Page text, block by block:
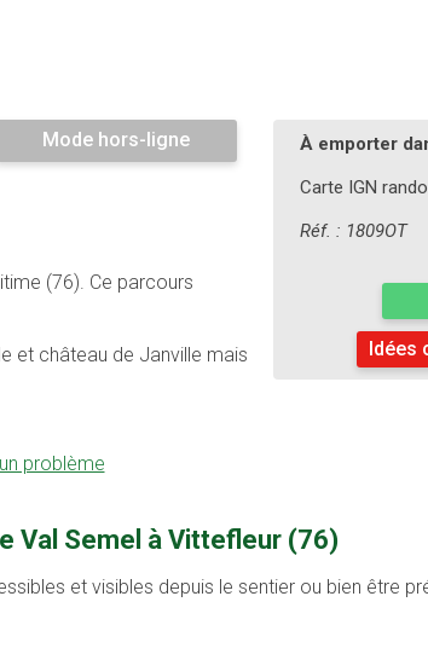
Mode hors-ligne
(76). Ce parcours
et château de Janville mais
problème
À emporter
Carte IGN rando
Réf. : 1809OT
Idées
Val Semel à Vittefleur (76)
et visibles depuis le sentier ou bien être